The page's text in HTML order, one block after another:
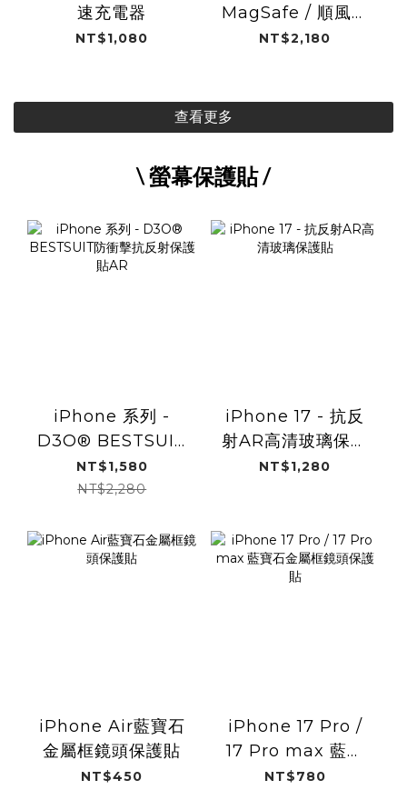
速充電器
NT$1,080
MagSafe / 順風耳
(白沙屯媽祖)
NT$2,180
查看更多
\ 螢幕保護貼 /
iPhone 系列 -
D3O® BESTSUIT
防衝擊抗反射保護
貼AR
NT$1,580
NT$2,280
iPhone 17 - 抗反
射AR高清玻璃保護
貼
NT$1,280
iPhone Air藍寶石
金屬框鏡頭保護貼
NT$450
iPhone 17 Pro /
17 Pro max 藍寶
石金屬框鏡頭保護
NT$780